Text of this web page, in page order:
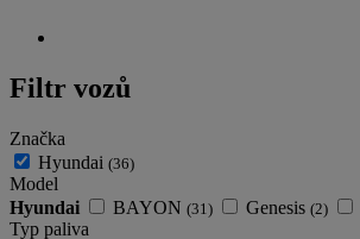
Filtr vozů
Značka
Hyundai (36)
Model
Hyundai
BAYON (31) Genesis (2)
Typ paliva